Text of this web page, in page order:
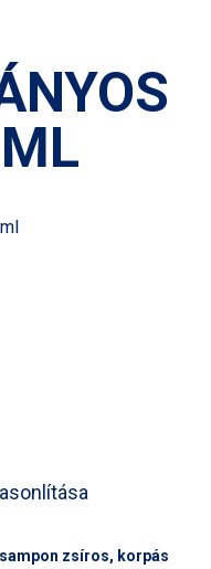
zsíros, korpás